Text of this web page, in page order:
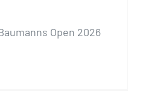
Open 2026